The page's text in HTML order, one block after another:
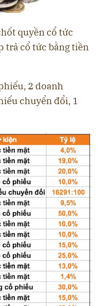
quyền cổ tức
trả cổ tức bằng tiền
2 doanh
chuyển đổi, 1